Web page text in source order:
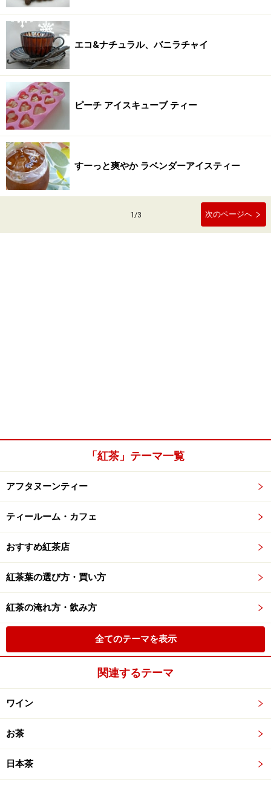
エコ&ナチュラル、バニラチャイ
ピーチ アイスキューブ ティー
すーっと爽やか ラベンダーアイスティー
1/3 次のページへ
「紅茶」テーマ一覧
アフタヌーンティー
ティールーム・カフェ
おすすめ紅茶店
紅茶葉の選び方・買い方
紅茶の淹れ方・飲み方
全てのテーマを表示
関連するテーマ
ワイン
お茶
日本茶